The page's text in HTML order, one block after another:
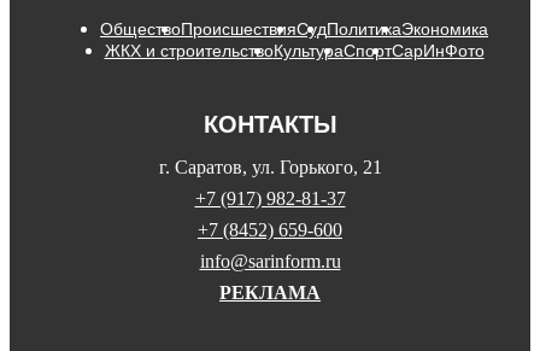
ОбществоПроисшествияСудПолитикаЭкономика
ЖКХ и строительствоКультураСпортСарИнФото
КОНТАКТЫ
г. Саратов, ул. Горького, 21
+7 (917) 982-81-37
+7 (8452) 659-600
info@sarinform.ru
РЕКЛАМА